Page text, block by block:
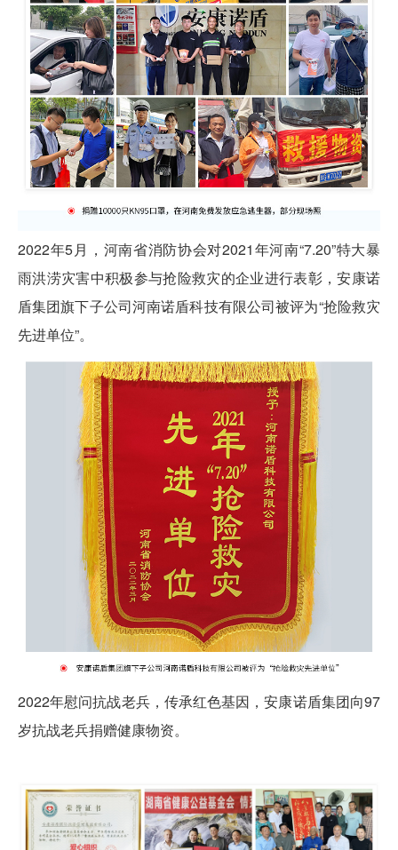
2022年5月，河南省消防协会对2021年河南“7.20”特大暴
雨洪涝灾害中积极参与抢险救灾的企业进行表彰，安康诺
盾集团旗下子公司河南诺盾科技有限公司被评为“抢险救灾
先进单位”。
2022年慰问抗战老兵，传承红色基因，安康诺盾集团向97
岁抗战老兵捐赠健康物资。